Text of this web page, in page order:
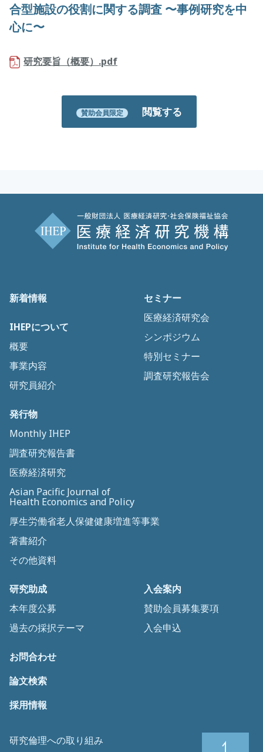
合型施設の役割に関する調査 〜事例研究を中
心に〜
研究要旨（概要）.pdf
賛助会員限定 閲覧する
新着情報
IHEPについて
概要
事業内容
研究員紹介
セミナー
医療経済研究会
シンポジウム
特別セミナー
調査研究報告会
発行物
Monthly IHEP
調査研究報告書
医療経済研究
Asian Pacific Journal of
Health Economics and Policy
厚生労働省老人保健健康増進等事業
著書紹介
その他資料
研究助成
本年度公募
過去の採択テーマ
入会案内
賛助会員募集要項
入会申込
お問合わせ
論文検索
採用情報
研究倫理への取り組み